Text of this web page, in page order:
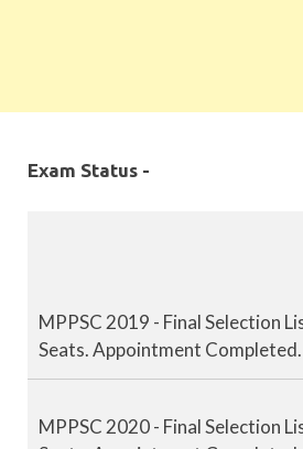
Exam Status -
Seats. Appointment Completed.
Seats. Appointment Completed.